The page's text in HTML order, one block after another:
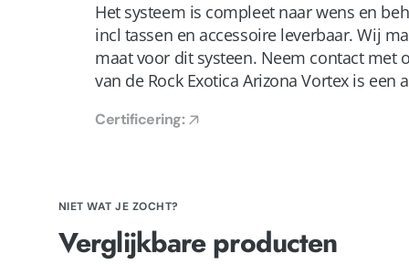
Het systeem is compleet naar wens en
incl tassen en accessoire leverbaar. Wij
maat voor dit systeen. Neem contact
van de Rock Exotica Arizona Vortex is
Certificering:
NIET WAT JE ZOCHT?
Verglijkbare producten